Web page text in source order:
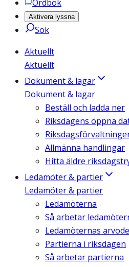
Ordbok
Aktivera lyssna
Sök
Aktuellt
Aktuellt
Dokument & lagar
Dokument & lagar
Beställ och ladda ner
Riksdagens öppna
Allmänna handlingar
Hitta äldre
Ledamöter & partier
Ledamöter & partier
Ledamöterna
Så arbetar
Ledamöternas
Partierna i riksdagen
Så arbetar partierna